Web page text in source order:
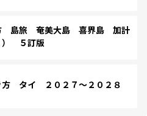
島旅 奄美大島 喜界島 加計
） ５訂版
タイ ２０２７～２０２８